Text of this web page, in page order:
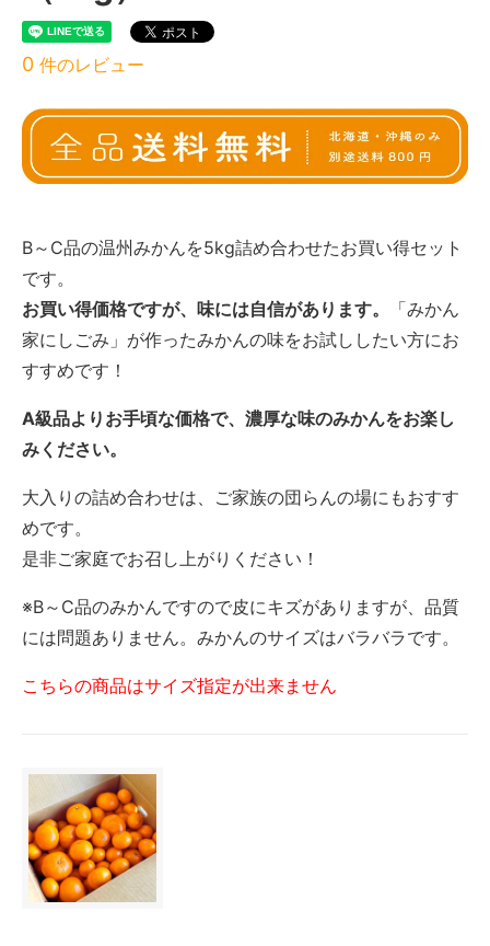
0 件のレビュー
B～C品の温州みかんを5kg詰め合わせたお買い得セット
です。
お買い得価格ですが、味には自信があります。
「みかん
家にしごみ」が作ったみかんの味をお試ししたい方にお
すすめです！
A級品よりお手頃な価格で、濃厚な味のみかんをお楽し
みください。
大入りの詰め合わせは、ご家族の団らんの場にもおすす
めです。
是非ご家庭でお召し上がりください！
※B～C品のみかんですので皮にキズがありますが、品質
には問題ありません。みかんのサイズはバラバラです。
こちらの商品はサイズ指定が出来ません